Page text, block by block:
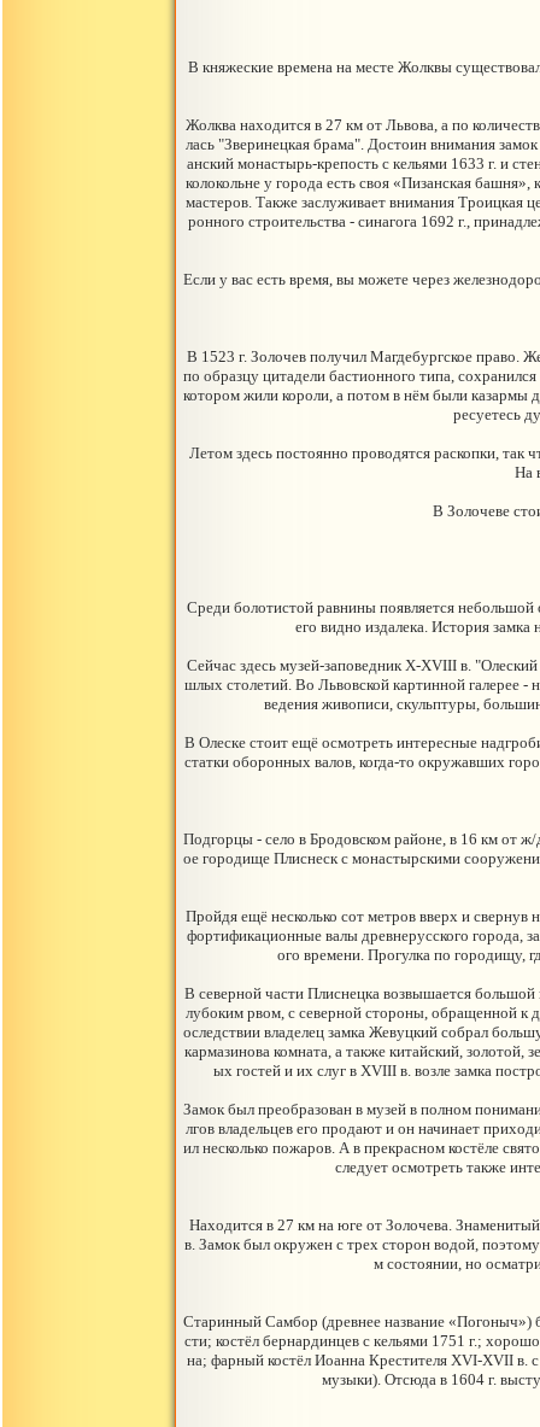
В княжеские времена на месте Жолквы
Жолква находится в 27 км от Львова, а по
лась "Зверинецкая брама". Достоин внимания
анский монастырь-крепость с кельями 1633 г. и
колокольне у города есть своя «Пизанская
мастеров. Также заслуживает внимания Троицкая
ронного строительства - синагога 1692 г.,
Если у вас есть время, вы можете через
В 1523 г. Золочев получил Магдебургское право.
по образцу цитадели бастионного типа,
котором жили короли, а потом в нём были казармы
ресуетесь
Летом здесь постоянно проводятся раскопки, так
На
В Золочеве
Среди болотистой равнины появляется
его видно издалека. История
Сейчас здесь музей-заповедник X-XVIII в.
шлых столетий. Во Львовской картинной галерее
ведения живописи, скульптуры,
В Олеске стоит ещё осмотреть интересные
статки оборонных валов, когда-то окружавших
Подгорцы - село в Бродовском районе, в 16 км от
ое городище Плиснеск с монастырскими
Пройдя ещё несколько сот метров вверх и
фортификационные валы древнерусского города,
ого времени. Прогулка по городищу,
В северной части Плиснецка возвышается
лубоким рвом, с северной стороны, обращенной к
оследствии владелец замка Жевуцкий собрал
кармазинова комната, а также китайский,
ых гостей и их слуг в XVIII в. возле замка
Замок был преобразован в музей в полном
лгов владельцев его продают и он начинает
ил несколько пожаров. А в прекрасном костёле
следует осмотреть также
Находится в 27 км на юге от Золочева.
в. Замок был окружен с трех сторон водой,
м состоянии, но
Старинный Самбор (древнее название «Погоныч»)
сти; костёл бернардинцев с кельями 1751 г.;
на; фарный костёл Иоанна Крестителя XVI-XVII в.
музыки). Отсюда в 1604 г.